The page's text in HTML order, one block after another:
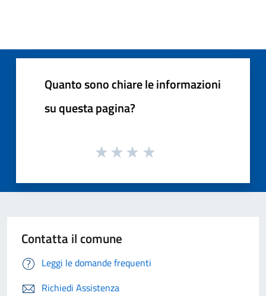
Quanto sono chiare le informazioni
su questa pagina?
Contatta il comune
Leggi le domande frequenti
Richiedi Assistenza